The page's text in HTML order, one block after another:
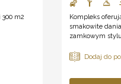
m2
Kompleks
smakowite
zamkowym